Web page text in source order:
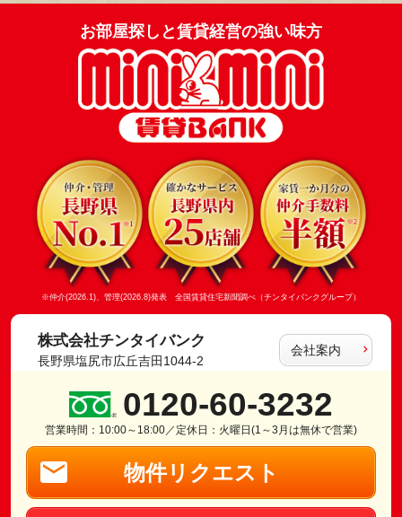
お部屋探しと賃貸経営の強い味方
※仲介(2026.1)、管理(2026.8)発表 全国賃貸住宅新聞調べ（チンタイバンクグループ）
株式会社チンタイバンク
長野県塩尻市広丘吉田1044-2
会社案内
0120-60-3232
営業時間：10:00～18:00／定休日：火曜日(1～3月は無休で営業)
物件リクエスト